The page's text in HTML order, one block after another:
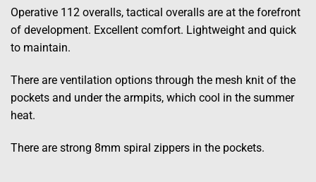
Operative 112 overalls, tactical overalls are at the forefront
of development. Excellent comfort. Lightweight and quick
to maintain.
There are ventilation options through the mesh knit of the
pockets and under the armpits, which cool in the summer
heat.
There are strong 8mm spiral zippers in the pockets.